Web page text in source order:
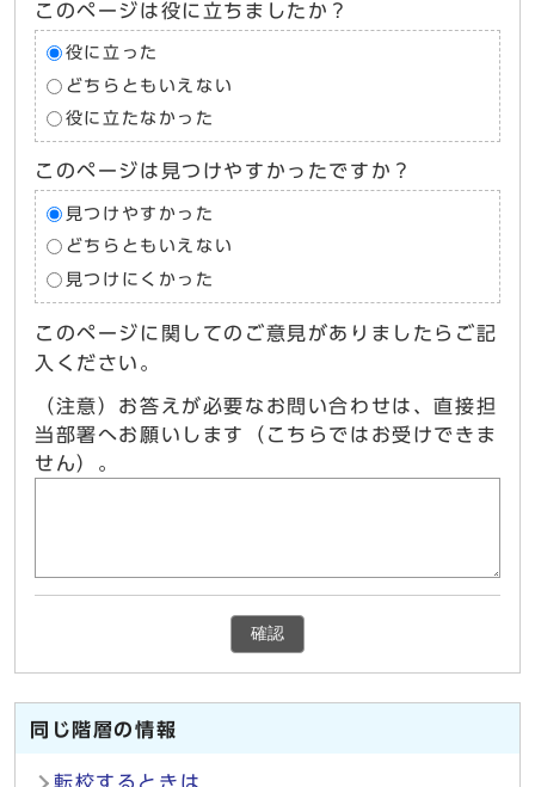
このページは役に立ちましたか？
役に立った
どちらともいえない
役に立たなかった
このページは見つけやすかったですか？
見つけやすかった
どちらともいえない
見つけにくかった
このページに関してのご意見がありましたらご記
入ください。
（注意）お答えが必要なお問い合わせは、直接担
当部署へお願いします（こちらではお受けできま
せん）。
確認
同じ階層の情報
転校するときは